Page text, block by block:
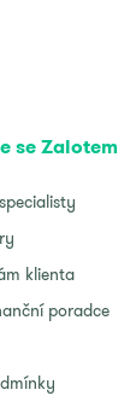
se Zalotem
klienta
poradce